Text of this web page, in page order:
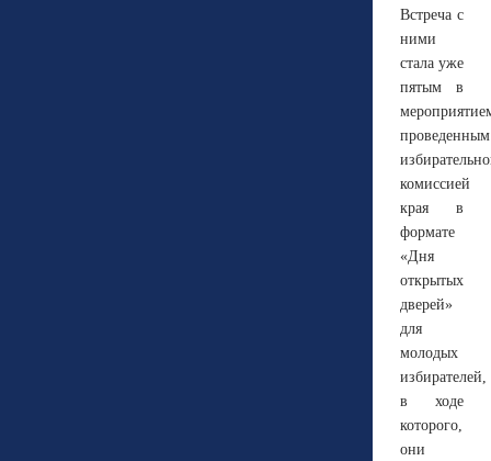
Встреча с
ними
стала уже
пятым в
проведенным
комиссией
края в
формате
«Дня
открытых
дверей»
для
молодых
избирателей,
в ходе
которого,
они